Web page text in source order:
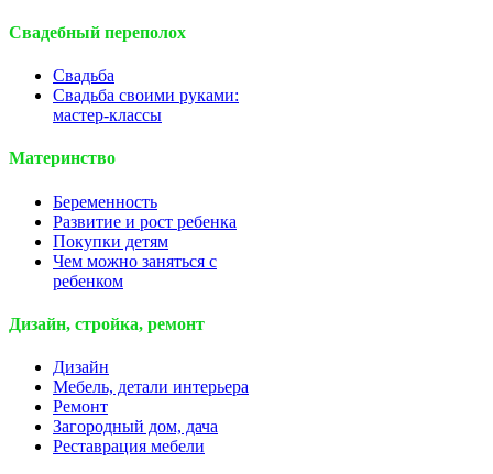
Свадебный переполох
Свадьба
Свадьба своими руками:
мастер-классы
Материнство
Беременность
Развитие и рост ребенка
Покупки детям
Чем можно заняться с
ребенком
Дизайн, стройка, ремонт
Дизайн
Мебель, детали интерьера
Ремонт
Загородный дом, дача
Реставрация мебели